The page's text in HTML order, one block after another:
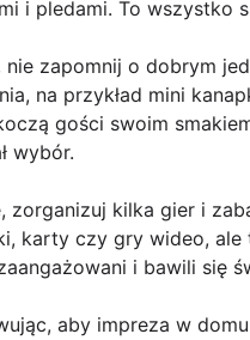
i pledami. To wszystko
nie zapomnij o dobrym
na przykład mini
gości swoim
wybór.
zorganizuj kilka gier i
karty czy gry wideo,
i bawili się
aby impreza w